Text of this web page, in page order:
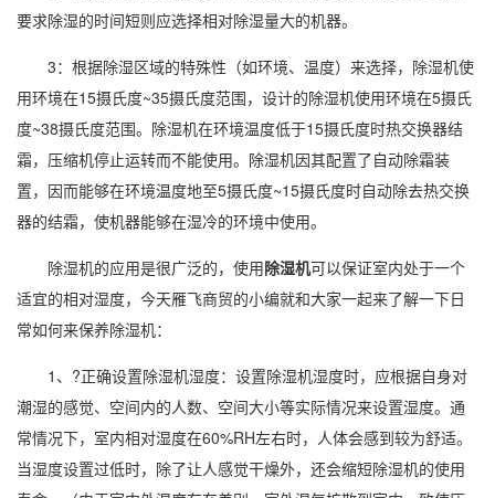
要求除湿的时间短则应选择相对除湿量大的机器。
3：根据除湿区域的特殊性（如环境、温度）来选择， 除湿机使
用环境在15摄氏度~35摄氏度范围，设计的除湿机使用环境在5摄氏
度~38摄氏度范围。除湿机在环境温度低于15摄氏度时热交换器结
霜，压缩机停止运转而不能使用。除湿机因其配置了自动除霜装
置，因而能够在环境温度地至5摄氏度~15摄氏度时自动除去热交换
器的结霜，使机器能够在湿冷的环境中使用。
除湿机的应用是很广泛的，使用除湿机可以保证室内处于一个
适宜的相对湿度，今天雁飞商贸的小编就和大家一起来了解一下日
常如何来保养除湿机：
1、?正确设置除湿机湿度：设置除湿机湿度时，应根据自身对
潮湿的感觉、空间内的人数、空间大小等实际情况来设置湿度。通
常情况下，室内相对湿度在60%RH左右时，人体会感到较为舒适。
当湿度设置过低时，除了让人感觉干燥外，还会缩短除湿机的使用